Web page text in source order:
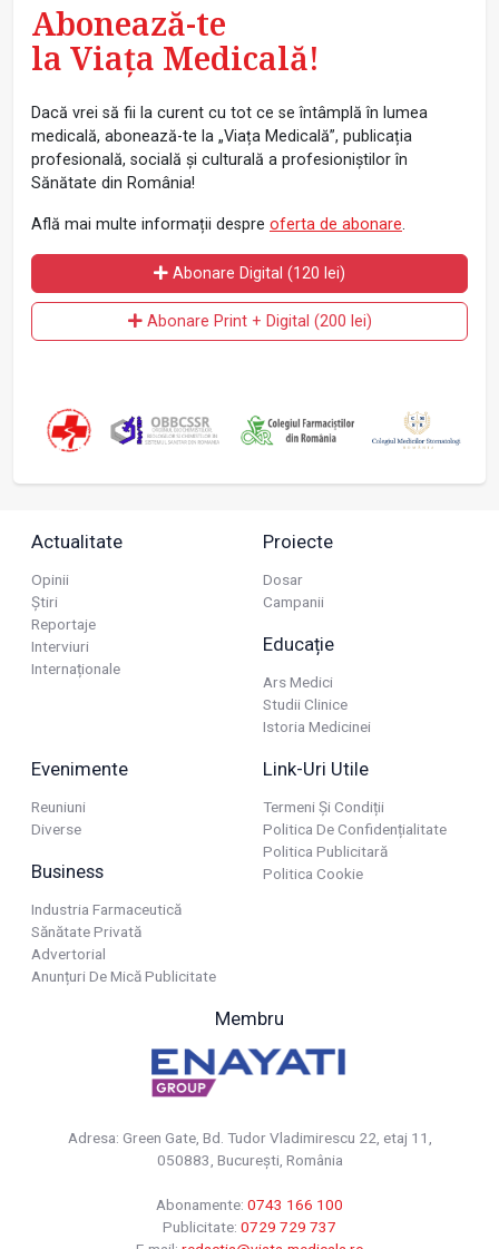
Abonează-te
la Viața Medicală!
Dacă vrei să fii la curent cu tot ce se întâmplă în lumea
medicală, abonează-te la „Viața Medicală”, publicația
profesională, socială și culturală a profesioniștilor în
Sănătate din România!
Află mai multe informații despre oferta de abonare.
Abonare Digital (120 lei)
Abonare Print + Digital (200 lei)
Actualitate
Opinii
Știri
Reportaje
Interviuri
Internaționale
Proiecte
Dosar
Campanii
Educație
Ars Medici
Studii Clinice
Istoria Medicinei
Evenimente
Reuniuni
Diverse
Business
Industria Farmaceutică
Sănătate Privată
Advertorial
Anunțuri De Mică Publicitate
Link-Uri Utile
Termeni Și Condiții
Politica De Confidențialitate
Politica Publicitară
Politica Cookie
Membru
Adresa: Green Gate, Bd. Tudor Vladimirescu 22, etaj 11,
050883, Bucureşti, România
Abonamente: 0743 166 100
Publicitate: 0729 729 737